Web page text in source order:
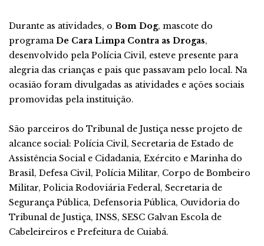
Durante as atividades, o Bom Dog, mascote do
programaDe Cara Limpa Contra as Drogas,
desenvolvido pela Polícia Civil, esteve presente para
alegria das crianças e pais que passavam pelo local. Na
ocasião foram divulgadas as atividades e ações sociais
promovidas pela instituição.
São parceiros do Tribunal de Justiça nesse projeto de
alcance social: Polícia Civil, Secretaria de Estado de
Assistência Social e Cidadania, Exército e Marinha do
Brasil, Defesa Civil, Polícia Militar, Corpo de Bombeiro
Militar, Policia Rodoviária Federal, Secretaria de
Segurança Pública, Defensoria Pública, Ouvidoria do
Tribunal de Justiça, INSS, SESC Galvan Escola de
Cabeleireiros e Prefeitura de Cuiabá.